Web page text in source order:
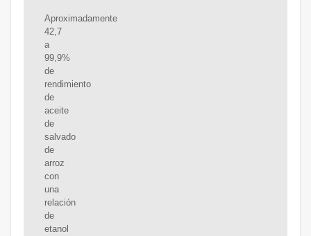
Aproximadamente
42,7
a
99,9%
de
rendimiento
de
aceite
de
salvado
de
arroz
con
una
relación
de
etanol